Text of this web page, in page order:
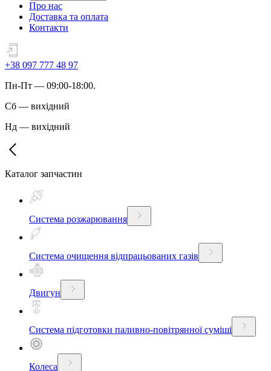
Про нас
Доставка та оплата
Контакти
+38 097 777 48 97
Пн-Пт — 09:00-18:00.
Сб — вихідний
Нд — вихідний
Каталог запчастин
Система розжарювання
Система очищення відпрацьованих газів
Двигун
Система підготовки паливно-повітрянної суміші
Колеса